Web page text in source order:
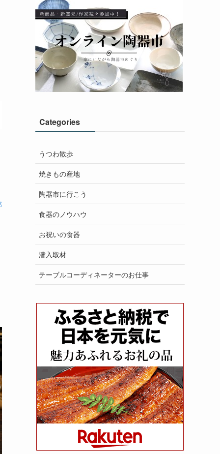
Categories
うつわ散歩
焼きもの産地
陶器市に行こう
食器のノウハウ
お祝いの食器
潜入取材
テーブルコーディネーターのお仕事